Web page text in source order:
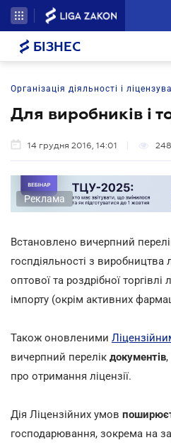
БІЗНЕС
Організація діяльності і
Для виробників і
14 грудня 2016, 14:01 248
Реклама
Встановлено вичерпний
госпдіяльності з виробництва
оптової та роздрібної
імпорту (окрім активних
Також оновленими
вичерпний перелік документів
про отримання ліцензії.
Дія Ліцензійних умов
господарювання, зокрема на